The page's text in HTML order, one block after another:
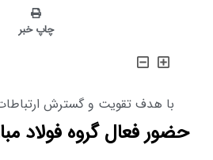
چاپ خبر
با هدف تقویت و گسترش ارتباطات
حضور فعال گروه فولاد